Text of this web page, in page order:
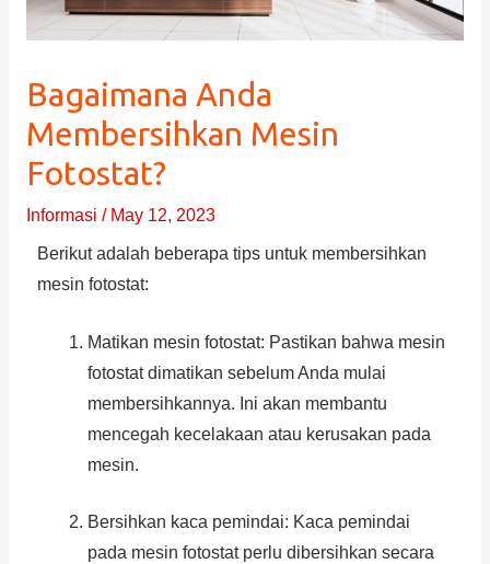
Bagaimana Anda
Membersihkan Mesin
Fotostat?
Informasi / May 12, 2023
Berikut adalah beberapa tips untuk membersihkan
mesin fotostat:
Matikan mesin fotostat: Pastikan bahwa mesin
fotostat dimatikan sebelum Anda mulai
membersihkannya. Ini akan membantu
mencegah kecelakaan atau kerusakan pada
mesin.
Bersihkan kaca pemindai: Kaca pemindai
pada mesin fotostat perlu dibersihkan secara